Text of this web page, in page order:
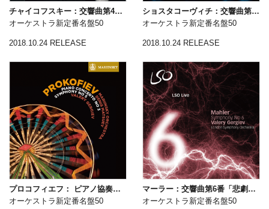
チャイコフスキー：交響曲第4・5・6番
オーケストラ新定番名盤50
2018.10.24 RELEASE
ショスタコーヴィチ：交響曲第4・5・6番
オーケストラ新定番名盤50
2018.10.24 RELEASE
プロコフィエフ： ピアノ協奏曲第3番、交響曲第5番
オーケストラ新定番名盤50
マーラー：交響曲第6番「悲劇的」
オーケストラ新定番名盤50